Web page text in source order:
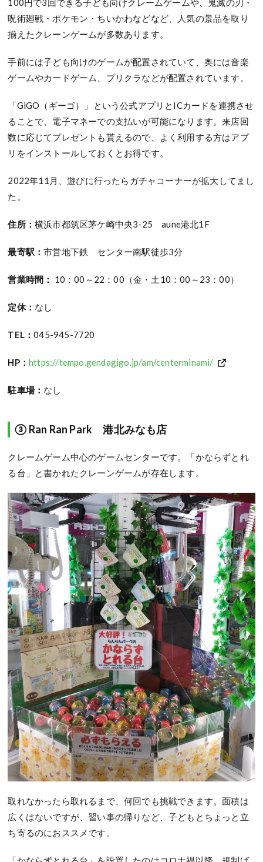
100円で3回できる子ども向けクレームゲームや、鬼滅の刃・
呪術廻戦・ポケモン・ちいかわなどなど、人気の景品を取り
揃えたクレーンゲームが多数あります。
手前には子ども向けのゲームが配置されていて、奥には音楽
ゲームやカードゲーム、プリクラなどが配置されています。
「GiGO（ギーゴ）」という公式アプリとICカードを連携させ
ることで、電子マネーでの支払いが可能になります。来店回
数に応じてプレゼントも貰えるので、よく利用する方はアプ
リをインストールしておくとお得です。
2022年11月、遊びに行ったらガチャコーナーが拡大してまし
た。
住所：横浜市都筑区茅ケ崎中央3-25 aune港北1F
最寄駅：市営地下鉄 センター南駅徒歩3分
営業時間： 10：00～22：00（金・土10：00～23：00）
定休： なし
TEL：045-945-7720
HP：https://tempo.gendagigo.jp/am/centerminami/
駐車場： なし
③ Ran Ran Park 港北みなも店
クレームゲーム中心のゲームセンターです。「かならずとれ
る台」と書かれたクレーンゲームが存在します。
取れなかったら取れるまで、何回でも挑戦できます。面積は
広くはないですが、習い事の帰りなど、子どもとちょっと立
ち寄るのにおススメです。